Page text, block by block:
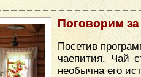
Поговорим
Посетив
чаепития. Чай
необычна его